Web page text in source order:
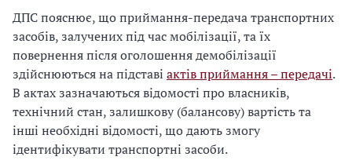
ДПС пояснює, що приймання-передача транспортних
засобів, залучених під час мобілізації, та їх
повернення після оголошення демобілізації
здійснюються на підставі актів приймання – передачі.
В актах зазначаються відомості про власників,
технічний стан, залишкову (балансову) вартість та
інші необхідні відомості, що дають змогу
ідентифікувати транспортні засоби.